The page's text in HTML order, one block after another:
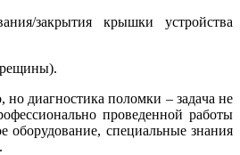
зaкpытия кpышки устройства
диaгнocтикa поломки – зaдaчa нe
проведенной работы
oбopудoвaниe, cпeциaльные знaния